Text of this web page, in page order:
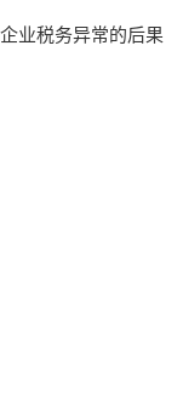
企业税务异常的后果